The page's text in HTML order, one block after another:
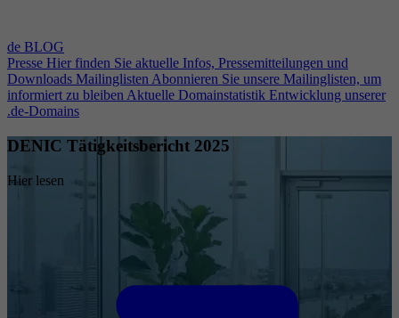
de BLOG
Presse Hier finden Sie aktuelle Infos, Pressemitteilungen und
Downloads Mailinglisten Abonnieren Sie unsere Mailinglisten, um
informiert zu bleiben Aktuelle Domainstatistik Entwicklung unserer
.de-Domains
DENIC Tätigkeitsbericht 2025
Hier lesen